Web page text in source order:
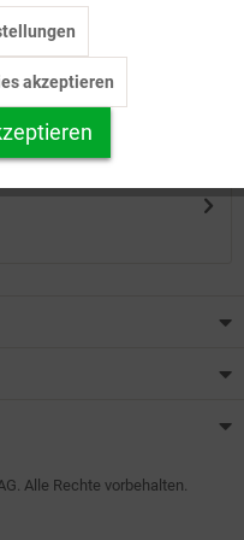
Alle Rechte vorbehalten.
Inaktiv
akzeptieren